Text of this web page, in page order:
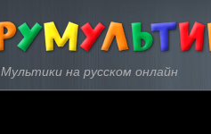
Мультики на русском онлайн